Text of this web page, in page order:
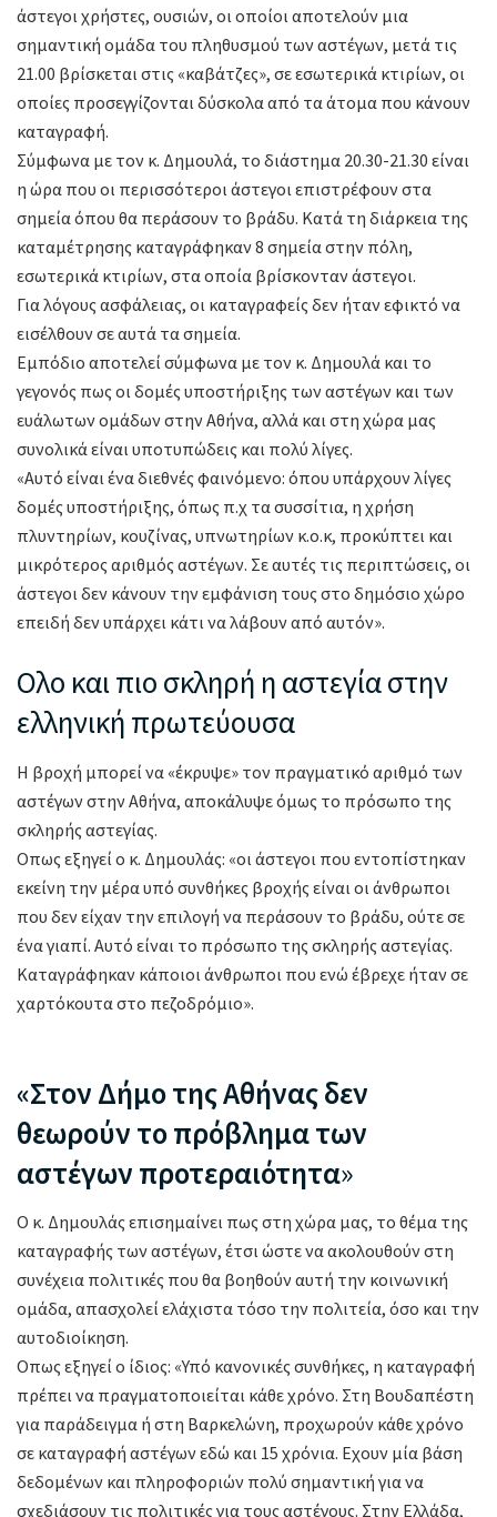
άστεγοι χρήστες, ουσιών, οι οποίοι αποτελούν μια
σημαντική ομάδα του πληθυσμού των αστέγων, μετά τις
21.00 βρίσκεται στις «καβάτζες», σε εσωτερικά κτιρίων, οι
οποίες προσεγγίζονται δύσκολα από τα άτομα που κάνουν
καταγραφή.
Σύμφωνα με τον κ. Δημουλά, το διάστημα 20.30-21.30 είναι
η ώρα που οι περισσότεροι άστεγοι επιστρέφουν στα
σημεία όπου θα περάσουν το βράδυ. Κατά τη διάρκεια της
καταμέτρησης καταγράφηκαν 8 σημεία στην πόλη,
εσωτερικά κτιρίων, στα οποία βρίσκονταν άστεγοι.
Για λόγους ασφάλειας, οι καταγραφείς δεν ήταν εφικτό να
εισέλθουν σε αυτά τα σημεία.
Εμπόδιο αποτελεί σύμφωνα με τον κ. Δημουλά και το
γεγονός πως οι δομές υποστήριξης των αστέγων και των
ευάλωτων ομάδων στην Αθήνα, αλλά και στη χώρα μας
συνολικά είναι υποτυπώδεις και πολύ λίγες.
«Αυτό είναι ένα διεθνές φαινόμενο: όπου υπάρχουν λίγες
δομές υποστήριξης, όπως π.χ τα συσσίτια, η χρήση
πλυντηρίων, κουζίνας, υπνωτηρίων κ.ο.κ, προκύπτει και
μικρότερος αριθμός αστέγων. Σε αυτές τις περιπτώσεις, οι
άστεγοι δεν κάνουν την εμφάνιση τους στο δημόσιο χώρο
επειδή δεν υπάρχει κάτι να λάβουν από αυτόν».
Ολο και πιο σκληρή η αστεγία στην
ελληνική πρωτεύουσα
Η βροχή μπορεί να «έκρυψε» τον πραγματικό αριθμό των
αστέγων στην Αθήνα, αποκάλυψε όμως το πρόσωπο της
σκληρής αστεγίας.
Οπως εξηγεί ο κ. Δημουλάς: «οι άστεγοι που εντοπίστηκαν
εκείνη την μέρα υπό συνθήκες βροχής είναι οι άνθρωποι
που δεν είχαν την επιλογή να περάσουν το βράδυ, ούτε σε
ένα γιαπί. Αυτό είναι το πρόσωπο της σκληρής αστεγίας.
Καταγράφηκαν κάποιοι άνθρωποι που ενώ έβρεχε ήταν σε
χαρτόκουτα στο πεζοδρόμιο».
«Στον Δήμο της Αθήνας δεν
θεωρούν το πρόβλημα των
αστέγων προτεραιότητα»
Ο κ. Δημουλάς επισημαίνει πως στη χώρα μας, το θέμα της
καταγραφής των αστέγων, έτσι ώστε να ακολουθούν στη
συνέχεια πολιτικές που θα βοηθούν αυτή την κοινωνική
ομάδα, απασχολεί ελάχιστα τόσο την πολιτεία, όσο και την
αυτοδιοίκηση.
Οπως εξηγεί ο ίδιος: «Υπό κανονικές συνθήκες, η καταγραφή
πρέπει να πραγματοποιείται κάθε χρόνο. Στη Βουδαπέστη
για παράδειγμα ή στη Βαρκελώνη, προχωρούν κάθε χρόνο
σε καταγραφή αστέγων εδώ και 15 χρόνια. Εχουν μία βάση
δεδομένων και πληροφοριών πολύ σημαντική για να
σχεδιάσουν τις πολιτικές για τους αστέγους. Στην Ελλάδα,